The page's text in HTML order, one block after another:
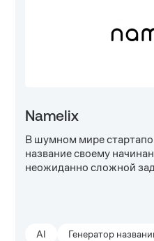
Namelix
В шумном мире
название своему
неожиданно сложной
AI Генератор